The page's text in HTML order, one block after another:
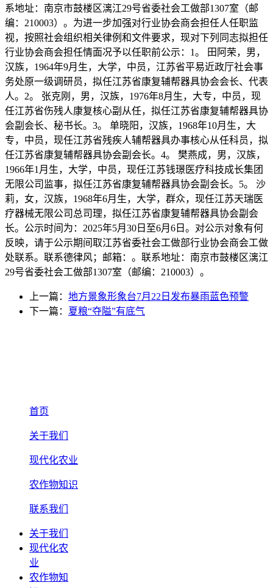
系地址：南京市鼓楼区漓江29号省委社会工做部1307室（邮
编：210003）。为进一步加强对行业协会商会担任人任职监
视，按照社会组织相关律例和文件要求，现对下列同志拟担任
行业协会商会担任情面况予以任职前公示：1。 田阿荣，男，
汉族，1964年9月生，大学，中员，江苏省平易近政厅社会事
务处原一级调研员，拟任江苏省康复辅帮器具协会会长、代表
人。2。 张克刚，男，汉族，1976年8月生，大专，中员，现
任江苏省伤残人康复核心副从任，拟任江苏省康复辅帮器具协
会副会长、秘书长。3。 单晓阳，汉族，1968年10月生，大
专，中员，现任江苏省残疾人辅帮器具办事核心从任科员，拟
任江苏省康复辅帮器具协会副会长。4。 樊燕成，男，汉族，
1966年1月生，大学，中员，现任江苏钱璟医疗科技成长集团
无限公司监事，拟任江苏省康复辅帮器具协会副会长。5。 沙
莉，女，汉族，1968年6月生，大学，群众，现任江苏天瑞医
疗器械无限公司总司理，拟任江苏省康复辅帮器具协会副会
长。公示时间为：2025年5月30日至6月6日。对公示对象有何
反映，请于公示期间取江苏省委社会工做部行业协会商会工做
处联系。联系德律风；邮箱：。联系地址：南京市鼓楼区漓江
29号省委社会工做部1307室（邮编：210003）。
上一篇： 地方景象形象台7月22日发布暴雨蓝色预警
下一篇： 夏粮“夺隘”有底气
首页
关于我们
现代化农业
农作物知识
联系我们
关于我们
现代化农
业
农作物知